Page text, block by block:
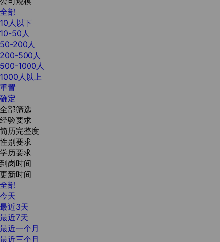
全部
10人以下
10-50人
50-200人
200-500人
500-1000人
1000人以上
重置
确定
全部筛选
经验要求
简历完整度
性别要求
学历要求
到岗时间
更新时间
全部
今天
最近3天
最近7天
最近一个月
最近三个月